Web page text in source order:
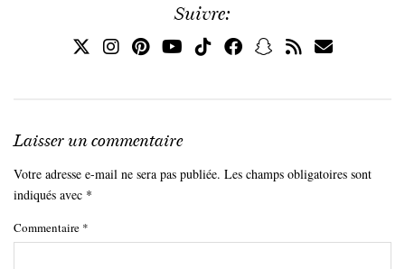
Suivre:
Laisser un commentaire
Votre adresse e-mail ne sera pas publiée. Les champs obligatoires sont
indiqués avec *
Commentaire *